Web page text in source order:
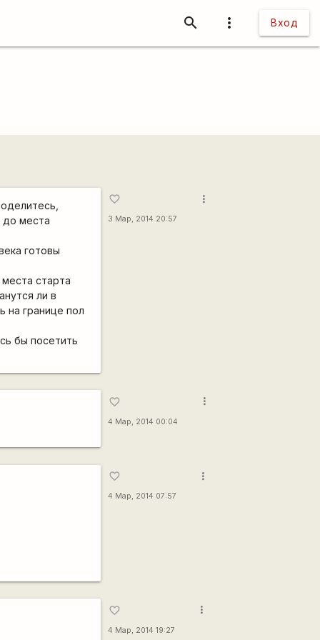
more_vert Вход
search
до места
готовы
старта
ли в
на границе пол
бы посетить
favorite_border
3 Мар, 2014 20:57
more_vert
favorite_border
4 Мар, 2014 00:04
more_vert
favorite_border
4 Мар, 2014 07:57
more_vert
favorite_border
4 Мар, 2014 19:27
more_vert